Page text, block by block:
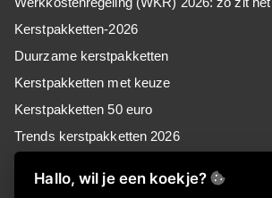
Kerstpakketten-2026
Duurzame kerstpakketten
Kerstpakketten met keuze
Kerstpakketten 50 euro
Trends kerstpakketten 2026
Kerstpakketten voor retail
Hallo, wil je een koekje?